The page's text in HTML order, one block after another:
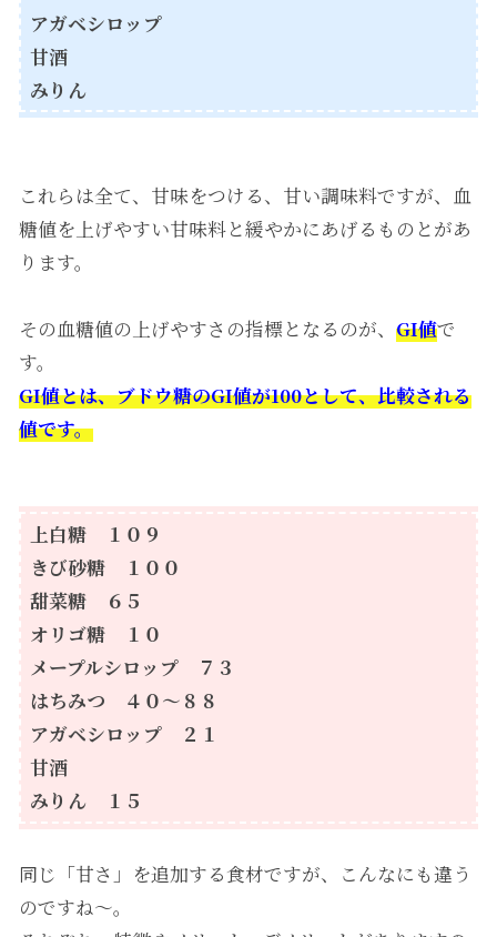
アガベシロップ
甘酒
みりん
これらは全て、甘味をつける、甘い調味料ですが、血
糖値を上げやすい甘味料と緩やかにあげるものとがあ
ります。
その血糖値の上げやすさの指標となるのが、 GI値で
す。
GI値とは、ブドウ糖のGI値が100として、比較される
値です。
上白糖 １０９
きび砂糖 １００
甜菜糖 ６５
オリゴ糖 １０
メープルシロップ ７３
はちみつ ４０〜８８
アガベシロップ ２１
甘酒
みりん １５
同じ「甘さ」を追加する食材ですが、こんなにも違う
のですね〜。